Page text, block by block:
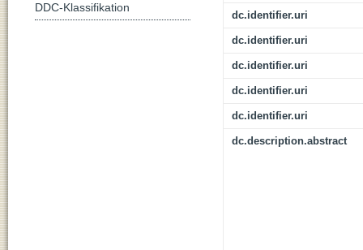
dc.identifier.uri
dc.identifier.uri
dc.identifier.uri
dc.identifier.uri
dc.identifier.uri
dc.description.abstract
DDC-Klassifikation